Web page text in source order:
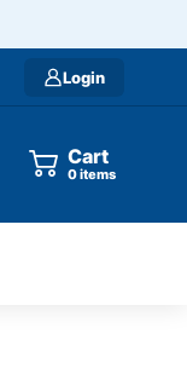
Login
Cart
items